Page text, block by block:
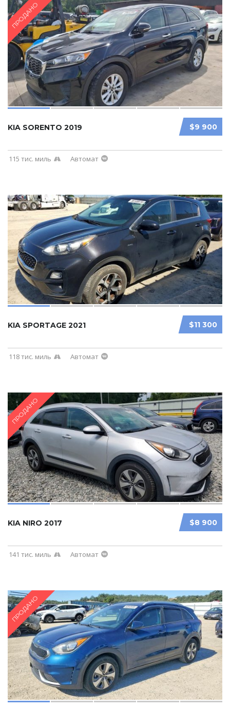
ПРОДАНО
$9 900
KIA SORENTO 2019
115 тис. миль Автомат
$11 300
KIA SPORTAGE 2021
118 тис. миль Автомат
ПРОДАНО
$8 900
KIA NIRO 2017
141 тис. миль Автомат
ПРОДАНО